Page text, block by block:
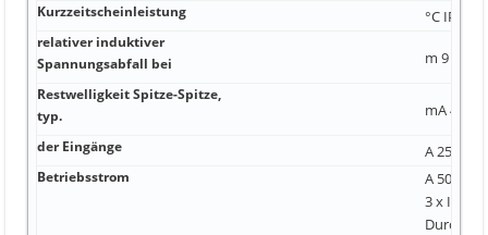
Kurzzeitscheinleistung °C IP00 A
relativer induktiver
Spannungsabfall bei
m 9 W kA
Restwelligkeit Spitze-Spitze,
typ.
mA 4 600
der Eingänge A 25
Betriebsstrom
A 500 V
3 x